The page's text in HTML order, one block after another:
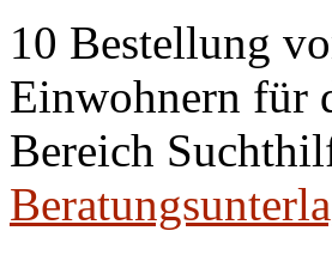
10 Bestellung
Einwohnern für
Bereich